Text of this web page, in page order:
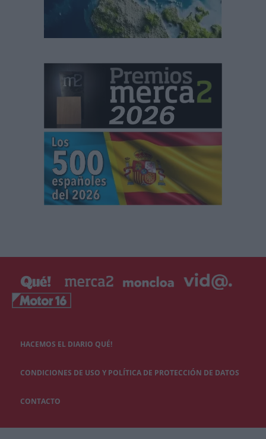
HACEMOS EL DIARIO QUÉ!
CONDICIONES DE USO Y POLÍTICA DE PROTECCIÓN DE DATOS
CONTACTO